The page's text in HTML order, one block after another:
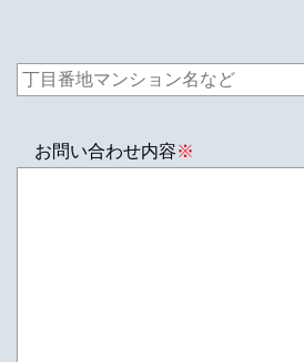
お問い合わせ内容※